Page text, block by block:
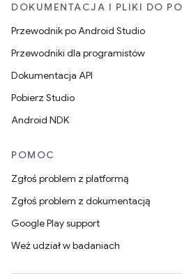
DOKUMENTACJA I PLIKI DO
Przewodnik po Android Studio
Przewodniki dla programistów
Dokumentacja API
Pobierz Studio
Android NDK
POMOC
Zgłoś problem z platformą
Zgłoś problem z dokumentacją
Google Play support
Weź udział w badaniach